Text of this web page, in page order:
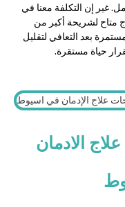
غير إن التكلفة معنا في
متاح لشريحة أكبر من
بعد التعافي لتقليل
حياة مستقرة.
الادمان